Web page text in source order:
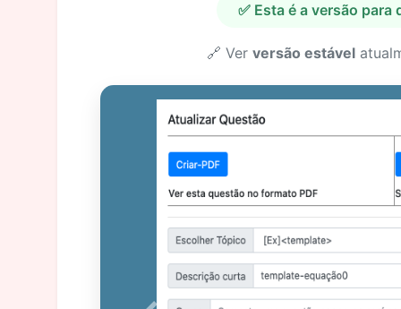
✅ Esta é a versão
🔗 Ver versão estável